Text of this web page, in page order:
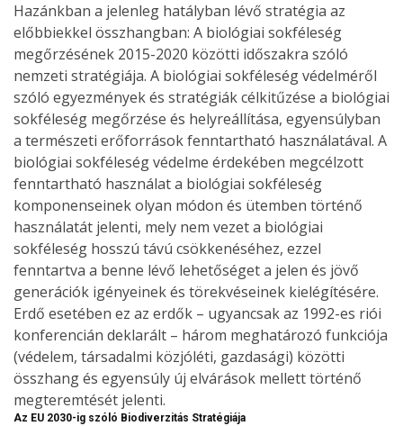
Hazánkban a jelenleg hatályban lévő stratégia az
előbbiekkel összhangban: A biológiai sokféleség
megőrzésének 2015-2020 közötti időszakra szóló
nemzeti stratégiája. A biológiai sokféleség védelméről
szóló egyezmények és stratégiák célkitűzése a biológiai
sokféleség megőrzése és helyreállítása, egyensúlyban
a természeti erőforrások fenntartható használatával. A
biológiai sokféleség védelme érdekében megcélzott
fenntartható használat a biológiai sokféleség
komponenseinek olyan módon és ütemben történő
használatát jelenti, mely nem vezet a biológiai
sokféleség hosszú távú csökkenéséhez, ezzel
fenntartva a benne lévő lehetőséget a jelen és jövő
generációk igényeinek és törekvéseinek kielégítésére.
Erdő esetében ez az erdők – ugyancsak az 1992-es riói
konferencián deklarált – három meghatározó funkciója
(védelem, társadalmi közjóléti, gazdasági) közötti
összhang és egyensúly új elvárások mellett történő
megteremtését jelenti.
Az EU 2030-ig szóló Biodiverzitás Stratégiája